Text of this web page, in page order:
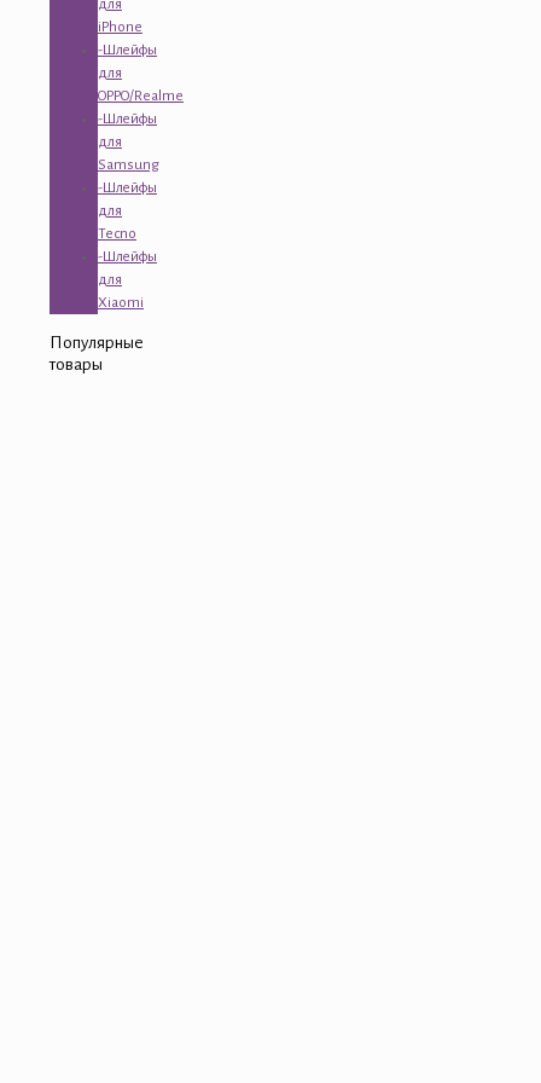
для
iPhone
-Шлейфы
для
OPPO/Realme
-Шлейфы
для
Samsung
-Шлейфы
для
Tecno
-Шлейфы
для
Xiaomi
Популярные
товары